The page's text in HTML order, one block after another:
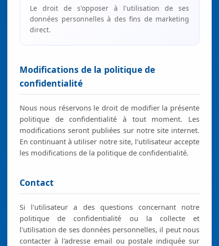
Le droit de s'opposer à l'utilisation de ses
données personnelles à des fins de marketing
direct.
Modifications de la politique de
confidentialité
Nous nous réservons le droit de modifier la présente
politique de confidentialité à tout moment. Les
modifications seront publiées sur notre site internet.
En continuant à utiliser notre site, l'utilisateur accepte
les modifications de la politique de confidentialité.
Contact
Si l'utilisateur a des questions concernant notre
politique de confidentialité ou la collecte et
l'utilisation de ses données personnelles, il peut nous
contacter à l'adresse email ou postale indiquée sur